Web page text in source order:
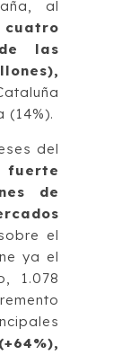
al
cuatro
las
(14%).
del
de
el
ya el
1.078